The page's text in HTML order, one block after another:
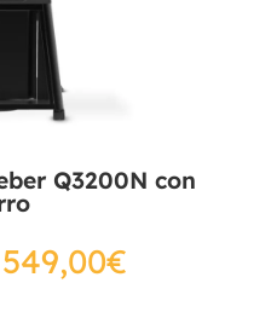
Q3200N con
549,00€